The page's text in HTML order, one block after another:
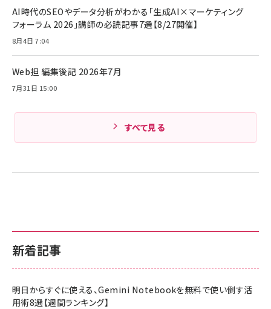
新着記事
明日からすぐに使える、Gemini Notebookを無料で使い倒す活
用術8選【週間ランキング】
AI時代のSEOやデータ分析がわかる「生成AI×マーケティング
フォーラム 2026」講師の必読記事7選【8/27開催】
8月4日 7:04
Web担 編集後記 2026年7月
7月31日 15:00
すべて見る